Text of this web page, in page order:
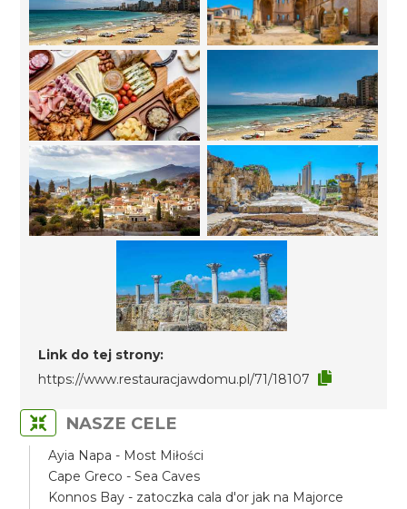
Link do tej strony:
https://www.restauracjawdomu.pl/71/18107
NASZE CELE
Ayia Napa - Most Miłości
Cape Greco - Sea Caves
Konnos Bay - zatoczka cala d'or jak na Majorce